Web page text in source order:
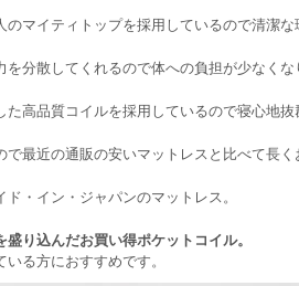
のマイティトップを採用しているので清潔な
を分散してくれるので体への負担が少なくな
高品質コイルを採用しているので寝心地抜
で最近の通販の安いマットレスと比べて長く
・イン・ジャパンのマットレス。
り込んだお買い得ポケットコイル。
る方におすすめです。